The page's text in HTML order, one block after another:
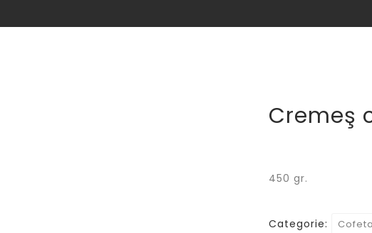
Cremeş
450 gr.
Categorie: